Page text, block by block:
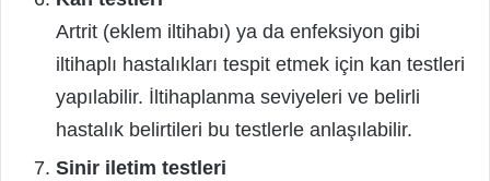
Artrit (eklem iltihabı) ya da enfeksiyon gibi
iltihaplı hastalıkları tespit etmek için kan testleri
yapılabilir. İltihaplanma seviyeleri ve belirli
hastalık belirtileri bu testlerle anlaşılabilir.
Sinir iletim testleri